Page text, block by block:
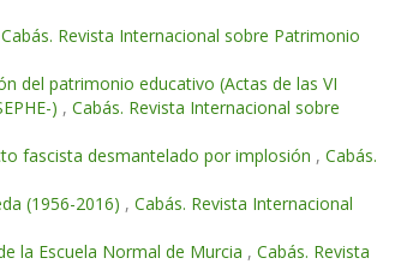
Cabás. Revista Internacional sobre Patrimonio
del patrimonio educativo (Actas de las VI
) , Cabás. Revista Internacional sobre
fascista desmantelado por implosión , Cabás.
(1956-2016) , Cabás. Revista Internacional
la Escuela Normal de Murcia , Cabás. Revista